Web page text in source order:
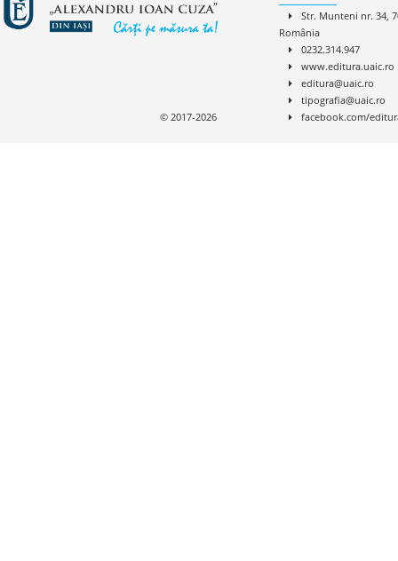
Str. Munteni nr. 34,
România
0232.314.947
www.editura.uaic.ro
editura@uaic.ro
tipografia@uaic.ro
facebook.com/
© 2017-2026